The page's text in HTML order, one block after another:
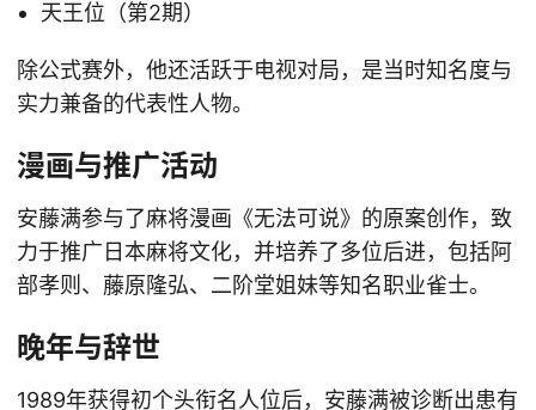
天王位（第2期）
除公式赛外，他还活跃于电视对局，是当时知名度与
实力兼备的代表性人物。
漫画与推广活动
安藤满参与了麻将漫画《无法可说》的原案创作，致
力于推广日本麻将文化，并培养了多位后进，包括阿
部孝则、藤原隆弘、二阶堂姐妹等知名职业雀士。
晚年与辞世
1989年获得初个头衔名人位后，安藤满被诊断出患有